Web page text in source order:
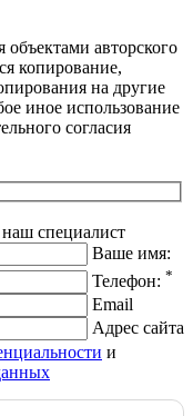
авторского
копирование,
на другие
иное использование
согласия
специалист
Ваше имя:
Телефон: *
Email
Адрес сайта
и